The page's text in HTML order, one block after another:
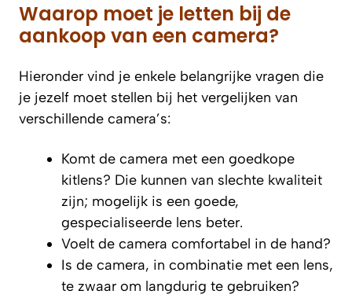
Waarop moet je letten bij de
aankoop van een camera?
Hieronder vind je enkele belangrijke vragen die
je jezelf moet stellen bij het vergelijken van
verschillende camera’s:
Komt de camera met een goedkope
kitlens? Die kunnen van slechte kwaliteit
zijn; mogelijk is een goede,
gespecialiseerde lens beter.
Voelt de camera comfortabel in de hand?
Is de camera, in combinatie met een lens,
te zwaar om langdurig te gebruiken?